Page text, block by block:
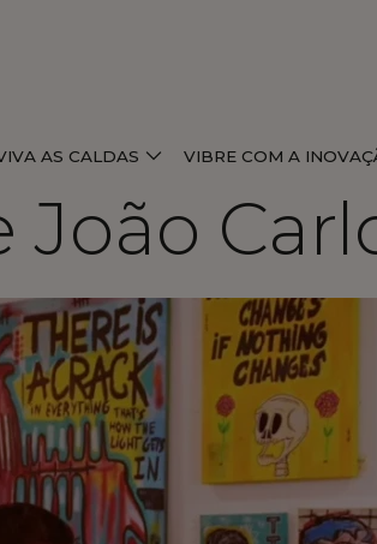
AS CALDAS VIBRE COM A
João